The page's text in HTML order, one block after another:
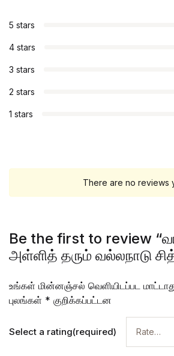
5 stars
4 stars
3 stars
2 stars
1 stars
There are no reviews
Be the first to review
அள்ளித் தரும் வல்லநாடு
உங்கள் மின்னஞ்சல் வெளியிடப்பட
புலங்கள் * குறிக்கப்பட்டன
Select a rating(required)